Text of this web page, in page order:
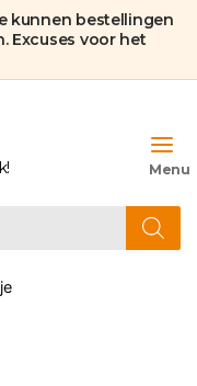
kunnen bestellingen
Excuses voor het